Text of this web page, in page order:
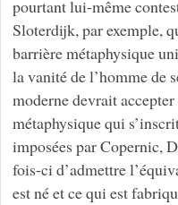
pourtant lui-même
Sloterdijk, par exemple,
barrière métaphysique
la vanité de l’homme de
moderne devrait
métaphysique qui
imposées par Copernic,
fois-ci d’admettre
est né et ce qui est